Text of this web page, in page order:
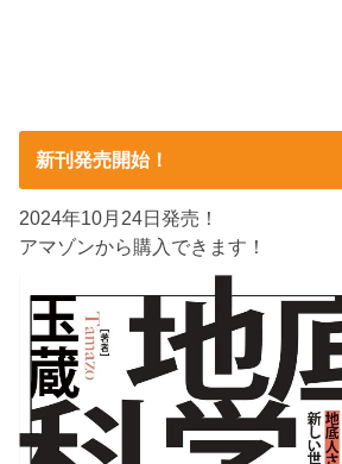
新刊発売開始！
2024年10月24日発売！
アマゾンから購入できます！